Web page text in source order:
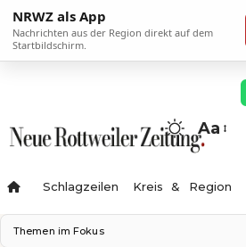
NRWZ als App
Nachrichten aus der Region direkt auf dem
Startbildschirm.
Aa
Schlagzeilen Kreis & Region
Themen im Fokus